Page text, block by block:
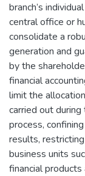
branch’s
central office or
consolidate a
generation and
by the
financial
limit the
carried out
process,
results,
business units
financial